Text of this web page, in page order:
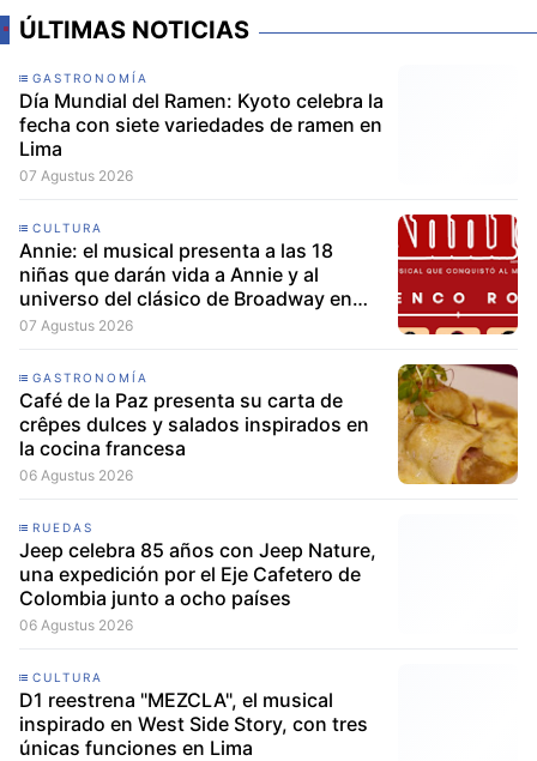
ÚLTIMAS NOTICIAS
GASTRONOMÍA
Día Mundial del Ramen: Kyoto celebra la
fecha con siete variedades de ramen en
Lima
07 Agustus 2026
CULTURA
Annie: el musical presenta a las 18
niñas que darán vida a Annie y al
universo del clásico de Broadway en
Lima
07 Agustus 2026
GASTRONOMÍA
Café de la Paz presenta su carta de
crêpes dulces y salados inspirados en
la cocina francesa
06 Agustus 2026
RUEDAS
Jeep celebra 85 años con Jeep Nature,
una expedición por el Eje Cafetero de
Colombia junto a ocho países
06 Agustus 2026
CULTURA
D1 reestrena "MEZCLA", el musical
inspirado en West Side Story, con tres
únicas funciones en Lima